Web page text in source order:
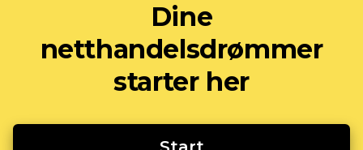
Dine
netthandelsdrømmer
starter her